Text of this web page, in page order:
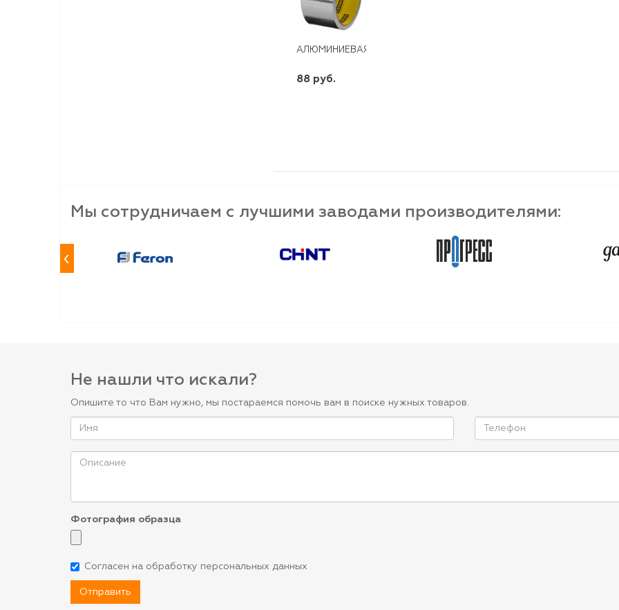
АЛЮМИНИЕВАЯ ЛЕНТА 50ММ Х 10М 120°С 50МКМ PROFESSIONAL
88 руб.
Мы сотрудничаем с лучшими заводами производителями:
‹
Не нашли что искали?
Опишите то что Вам нужно, мы постараемся помочь вам в поиске нужных товаров.
Фотография образца
Согласен на обработку персональных данных
Отправить